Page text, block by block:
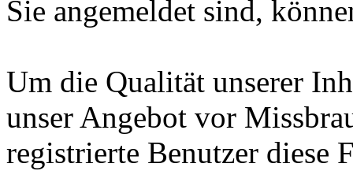
Sie angemeldet sind,
Um die Qualität unserer
unser Angebot vor
registrierte Benutzer diese